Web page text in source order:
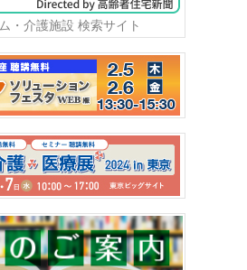
・介護施設 検索サイト